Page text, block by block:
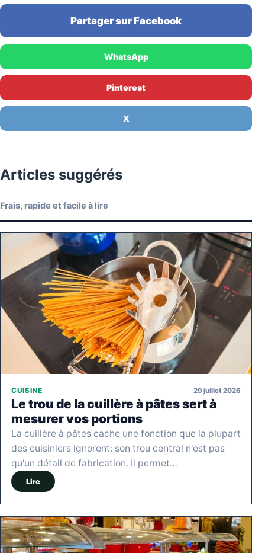
Partager sur Facebook
WhatsApp
Pinterest
X
Articles suggérés
Frais, rapide et facile à lire
CUISINE 29 juillet 2026
Le trou de la cuillère à pâtes sert à
mesurer vos portions
La cuillère à pâtes cache une fonction que la plupart
des cuisiniers ignorent: son trou central n'est pas
qu'un détail de fabrication. Il permet…
Lire